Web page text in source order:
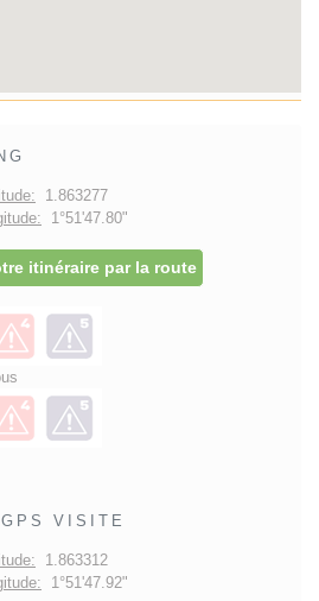
1.863277
1°51'47.80"
itinéraire par la route
VISITE
1.863312
1°51'47.92"